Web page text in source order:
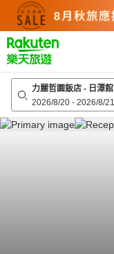
top
page
力麗哲園飯店 - 日潭館
2026/8/20 - 2026/8/21